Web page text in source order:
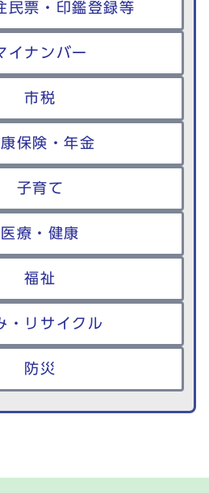
民票・印鑑登録等
イナンバー
市税
保険・年金
子育て
医療・健康
福祉
・リサイクル
防災